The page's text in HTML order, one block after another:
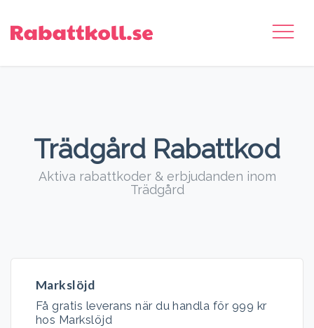
Trädgård Rabattkod
Aktiva rabattkoder & erbjudanden inom
Trädgård
Markslöjd
Få gratis leverans när du handla för 999 kr
hos Markslöjd